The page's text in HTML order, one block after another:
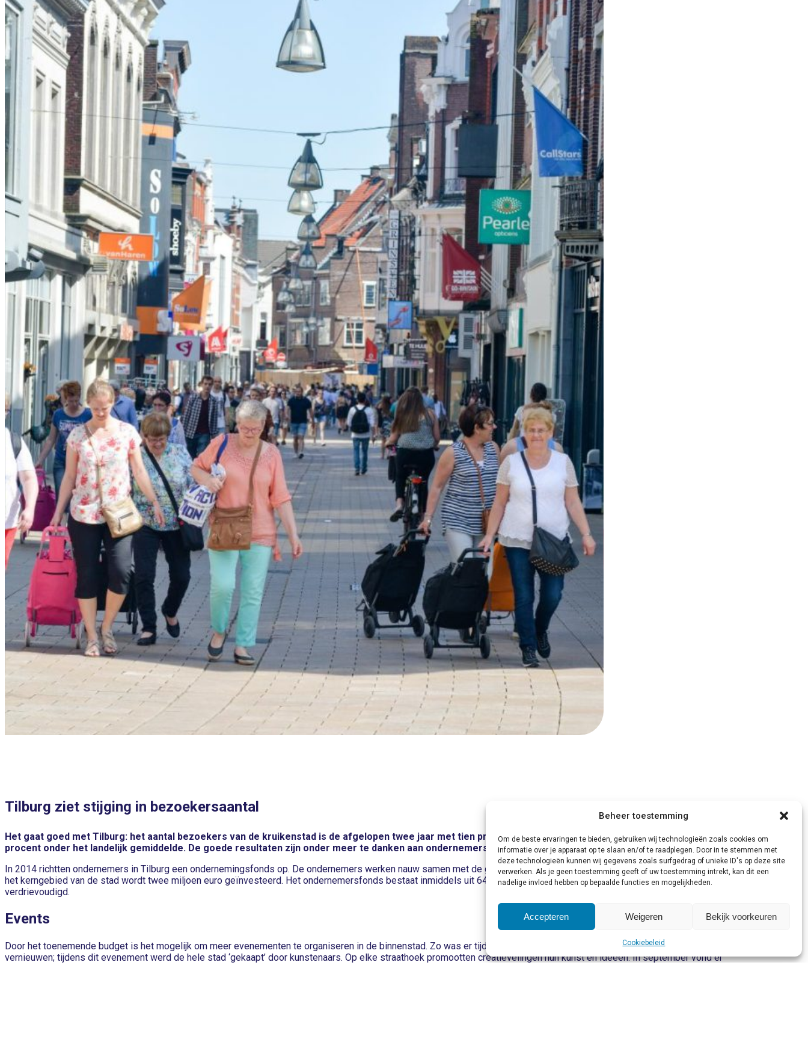
Beheer toestemming
Om de beste ervaringen te bieden, gebruiken wij technologieën zoals cookies om
informatie over je apparaat op te slaan en/of te raadplegen. Door in te stemmen met
deze technologieën kunnen wij gegevens zoals surfgedrag of unieke ID's op deze site
verwerken. Als je geen toestemming geeft of uw toestemming intrekt, kan dit een
nadelige invloed hebben op bepaalde functies en mogelijkheden.
Accepteren Weigeren Bekijk voorkeuren
Cookiebeleid
Tilburg ziet stijging in bezoekersaantal
Het gaat goed met Tilburg: het aantal bezoekers van de kruikenstad is de afgelopen twee jaar met tien procent gestegen. Ook de leegstand ligt met zeven
procent onder het landelijk gemiddelde. De goede resultaten zijn onder meer te danken aan ondernemers.
In 2014 richtten ondernemers in Tilburg een ondernemingsfonds op. De ondernemers werken nauw samen met de gemeente en investeren in de binnenstad. Alleen al in
het kerngebied van de stad wordt twee miljoen euro geïnvesteerd. Het ondernemersfonds bestaat inmiddels uit 640 leden en heeft in de afgelopen vier jaar het budget
verdrievoudigd.
Events
Door het toenemende budget is het mogelijk om meer evenementen te organiseren in de binnenstad. Zo was er tijdens Festival Kaapstad ruimte en budget om te
vernieuwen; tijdens dit evenement werd de hele stad ‘gekaapt’ door kunstenaars. Op elke straathoek promootten creatievelingen hun kunst en ideeën. In september vond er